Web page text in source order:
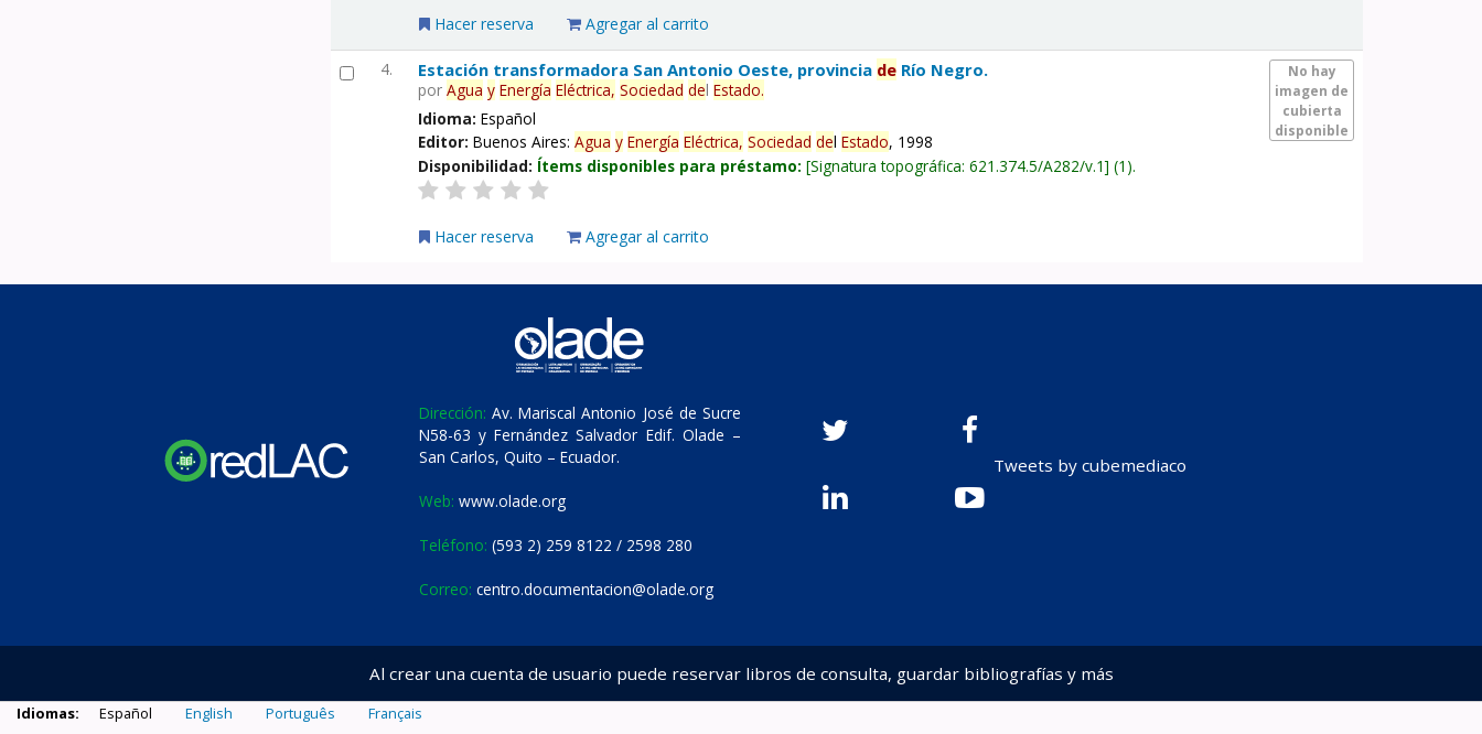
Hacer reserva Agregar al carrito
4.
No hay
imagen de
cubierta
disponible
Estación transformadora San Antonio Oeste, provincia de Río Negro.
porAgua y Energía Eléctrica, Sociedad delEstado.
Idioma:Español
Editor:Buenos Aires:Agua y Energía Eléctrica, Sociedad delEstado, 1998
Disponibilidad: Ítems disponibles para préstamo: Signatura topográfica:621.374.5/A282/v.1 (1).
Hacer reserva Agregar al carrito
Dirección: Av. Mariscal Antonio José de Sucre
N58-63 y Fernández Salvador Edif. Olade –
San Carlos, Quito – Ecuador.
Web: www.olade.org
Teléfono: (593 2) 259 8122 / 2598 280
Correo: centro.documentacion@olade.org
Tweets by cubemediaco
Al crear una cuenta de usuario puede reservar libros de consulta, guardar bibliografías y más
Idiomas: Español English Português Français